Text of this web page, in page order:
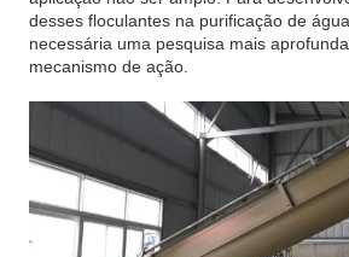
desses floculantes na purificação de
necessária uma pesquisa mais
mecanismo de ação.